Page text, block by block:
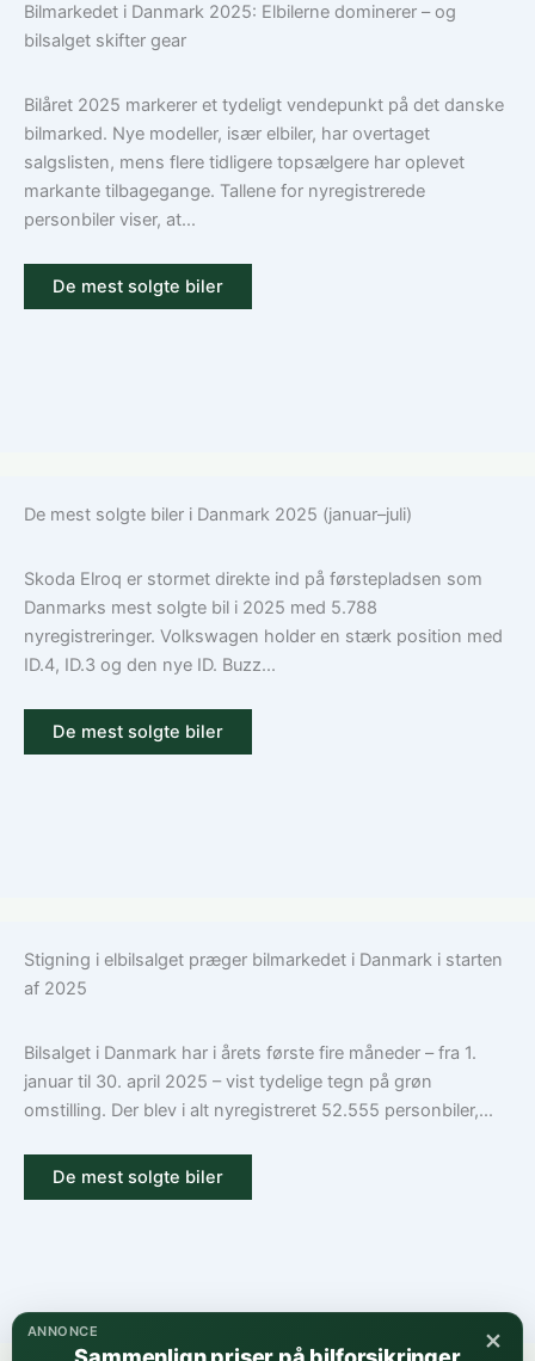
den
bilforsikring
Guide
til
ansvar,
kasko
Bilmarkedet i Danmark 2025: Elbilerne dominerer – og
bilsalget skifter gear
Bilåret 2025 markerer et tydeligt vendepunkt på det danske
bilmarked. Nye modeller, især elbiler, har overtaget
salgslisten, mens flere tidligere topsælgere har oplevet
markante tilbagegange. Tallene for nyregistrerede
personbiler viser, at...
De mest solgte biler
De mest solgte biler i Danmark 2025 (januar–juli)
Skoda Elroq er stormet direkte ind på førstepladsen som
Danmarks mest solgte bil i 2025 med 5.788
nyregistreringer. Volkswagen holder en stærk position med
ID.4, ID.3 og den nye ID. Buzz...
De mest solgte biler
Stigning i elbilsalget præger bilmarkedet i Danmark i starten
af 2025
Bilsalget i Danmark har i årets første fire måneder – fra 1.
januar til 30. april 2025 – vist tydelige tegn på grøn
omstilling. Der blev i alt nyregistreret 52.555 personbiler,...
De mest solgte biler
×
ANNONCE